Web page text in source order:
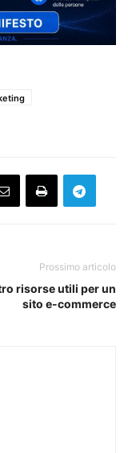
Prossimo articolo
risorse utili per un
sito e-commerce